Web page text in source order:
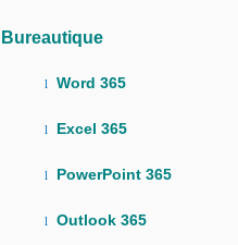
Bureautique
l Word 365
l Excel 365
l PowerPoint 365
l Outlook 365